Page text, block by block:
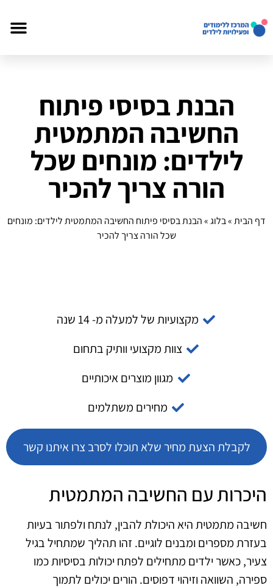
הבנת בסיסי פיתוח
החשיבה המתמטית
לילדים: מונחים שכל
הורה צריך להכיר
דף הבית»בלוג»הבנת בסיסי פיתוח החשיבה המתמטית לילדים: מונחים
שכל הורה צריך להכיר
מקצועיות של למעלה מ- 14 שנה
צוות מקצועי וותיק בתחום
מגוון מוצרים איכותיים
מחירים משתלמים
לקבלת הצעת מחיר שלא תוכלו לסרב צרו איתנו קשר
היכרות עם החשיבה המתמטית
חשיבה מתמטית היא היכולת להבין, לנתח ולפתור בעיות
בעזרת מספרים ומבנים לוגיים. זהו תהליך שמתחיל בגיל
צעיר, כאשר ילדים מתחילים לפתח יכולות בסיסיות כמו
ספירה, השוואה וזיהוי דפוסים. הורים יכולים לתמוך